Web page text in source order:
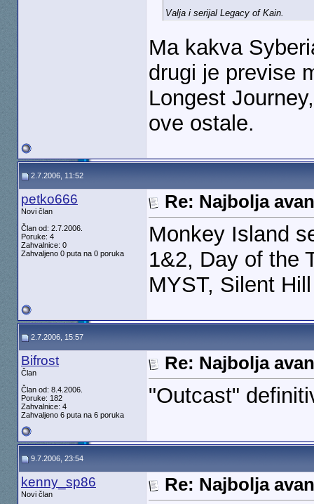
Valja i serijal Legacy of Kain.
Ma kakva
drugi je previse
Longest
ove ostale.
2.7.2006, 11:52
petko666
Novi član
Član od: 2.7.2006.
Poruke: 4
Zahvalnice: 0
Zahvaljeno 0 puta na 0 poruka
Re: Najbolja
Monkey Island
1&2, Day of the
MYST, Silent
2.7.2006, 15:57
Bifrost
Član
Član od: 8.4.2006.
Poruke: 182
Zahvalnice: 4
Zahvaljeno 6 puta na 6 poruka
Re: Najbolja
"Outcast"
9.7.2006, 23:54
kenny_sp86
Novi član
Re: Najbolja